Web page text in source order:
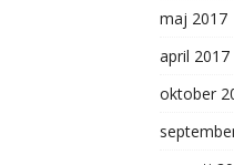
maj 2017
april 2017
oktober